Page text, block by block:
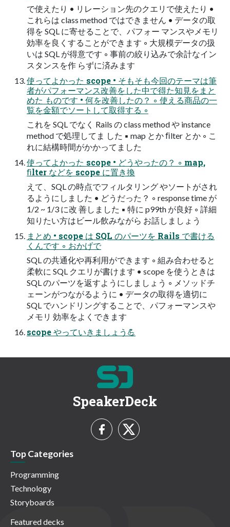
で使えたり • リレーション先のクエリで使えたり •
これらは class method ではできません • データの取
得を SQL に寄せることで、パフォー マンスやメモリ
効率を良くすることができます ◦ 大規模データの扱
いは SQL が得意です ◦ 事前の絞り込みで余計なイン
スタンスを作 らずに済みます
使ってよかった scope • そもそも今回のテーマは筆
者がパフォーマンス改善をした中で得た知見をまと
めた ものです • 何を改善したの？ ◦ 使える商品の一
覧を金額でソートして取得する ◦
これを SQL でなく Rails の class method や instance
method で処理してま した ▪ map とか ﬁlter とか ◦ こ
れに結構時間がかかってました
使ってよかった scope • どうやったの？ ◦ map,
ﬁlter などを scope に置き換
えて、SQL の時点でフィルタリング やソートがされ
るようにしました • どうだった？ ◦ response time が
1/2 ~ 1/3 に改 善しました ▪ 特に p99th が良好 ◦ 詳細
知りたい方はビール飲みながら お話しましょう
まとめ • scope は SQL のパーツを Rails で書ける
くんです ◦ おかげで
SQL の共通化や再利用ができます ◦ 組み合わせると
柔軟に SQL クエリが書けます • scope を使うときは
SQL のパーツを返すようにしましょう ◦ メソッドチ
ェーンがつながるように • データの取得を適切に
SQL でハンドリングすることで、パフォーマンスや
メモリ 効率をよくできます
scope やっていきましょう💪
SpeakerDeck
Top Categories
Programming
Technology
Storyboards
Featured decks